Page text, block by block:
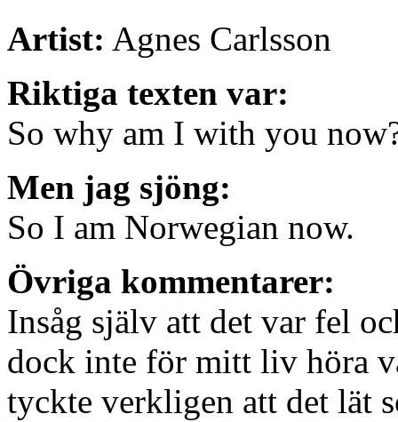
Artist: Agnes Carlsson
Riktiga texten var:
So why am I with you
Men jag sjöng:
So I am Norwegian now.
Övriga kommentarer:
Insåg själv att det var fel
dock inte för mitt liv höra
tyckte verkligen att det lät